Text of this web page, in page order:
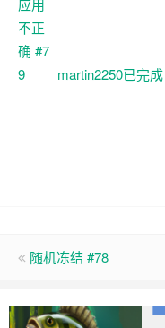
martin2250已完成
随机冻结 #78